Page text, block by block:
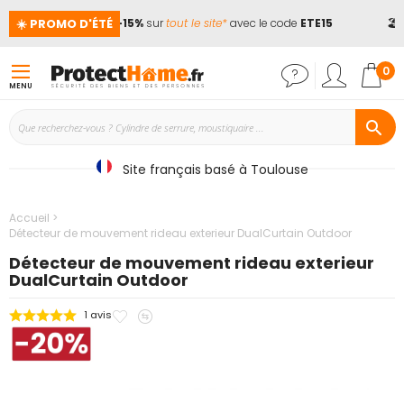
☀️ PROMO D'ÉTÉ
📢Jusqu'à -15%surtout le site*avec le codeETE15 🏖️
MENU
0
Site français basé à Toulouse
Accueil
Détecteur de mouvement rideau exterieur DualCurtain Outdoor
Détecteur de mouvement rideau exterieur
DualCurtain Outdoor
1 avis
Ajouter
Passer
à